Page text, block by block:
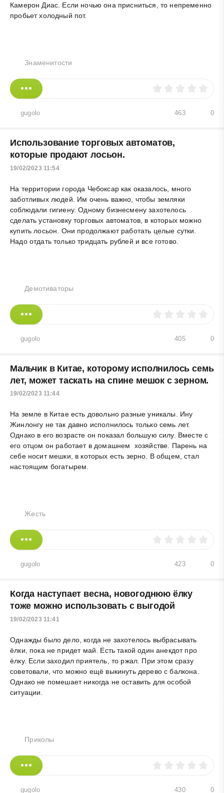
Камерон Диас. Если ночью она присниться, то непременно
пробьет холодный пот.
Знаменитости
gugolo 0
463
Использование торговых автоматов,
которые продают лосьон.
19/02/2023 11:54
На территории города Чебоксар как оказалось, много
заботливых людей. Им очень важно, чтобы земляки
соблюдали гигиену. Одному бизнесмену захотелось
сделать установку торговых автоматов, в которых можно
купить лосьон. Они продолжают работать целые сутки.
Надо отдать только тридцать рублей и все готово.
Демотиваторы
gugolo 0
405
Мальчик в Китае, которому исполнилось семь
лет, может таскать на спине мешок с зерном.
19/02/2023 11:44
На земле в Китае есть довольно разные уникалы. Ину
Жинлонгу не так давно исполнилось только семь лет.
Однако в его возрасте он показал большую силу. Вместе с
его отцом он работает в домашнем хозяйстве. Парень на
себе носит мешки, в которых есть зерно. В общем, стал
настоящим богатырем.
Жесть
gugolo 0
423
Когда наступает весна, новогоднюю ёлку
тоже можно использовать с выгодой
19/02/2023 11:41
Однажды было дело, когда не захотелось выбрасывать
ёлки, пока не придет май. Есть такой один анекдот про
ёлку. Если заходил приятель, то ржал. При этом сразу
советовали, что можно ещё выкинуть дерево с балкона.
Однако не помешает никогда не оставить для особой
ситуации.
Приколы
gugolo 0
430